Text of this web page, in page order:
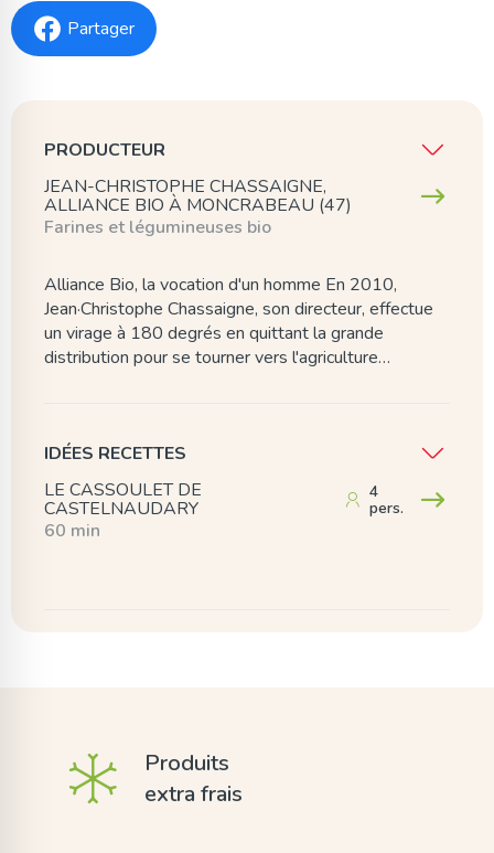
Partager
PRODUCTEUR
JEAN-CHRISTOPHE CHASSAIGNE,
ALLIANCE BIO À MONCRABEAU (47)
Farines et légumineuses bio
Alliance Bio, la vocation d'un homme En 2010,
Jean·Christophe Chassaigne, son directeur, effectue
un virage à 180 degrés en quittant la grande
distribution pour se tourner vers l'agriculture…
IDÉES RECETTES
LE CASSOULET DE
CASTELNAUDARY
4
pers.
60 min
Produits
extra frais